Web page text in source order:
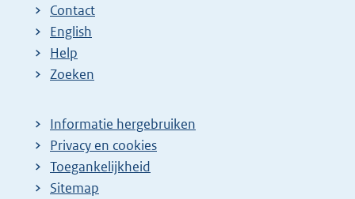
Contact
English
Help
Zoeken
Informatie hergebruiken
Privacy en cookies
Toegankelijkheid
Sitemap